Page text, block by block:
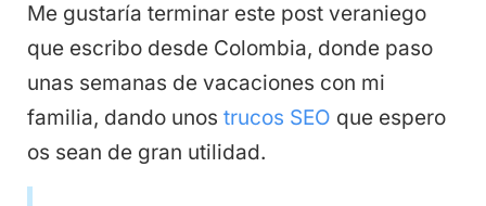
Me gustaría terminar este post veraniego
que escribo desde Colombia, donde paso
unas semanas de vacaciones con mi
familia, dando unos trucos SEO que espero
os sean de gran utilidad.